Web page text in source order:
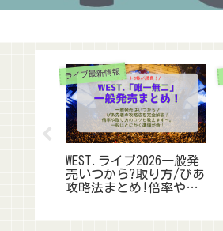
ライブ最新情報
WEST.ライブ2026一般発
売いつから?取り方/ぴあ
攻略法まとめ!倍率や申